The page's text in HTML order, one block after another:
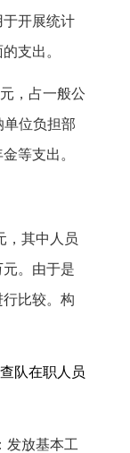
开展统计
支出。
，占一般公
单位负担部
等支出。
，其中人员
元。由于是
比较。构
队在职人员
发放基本工